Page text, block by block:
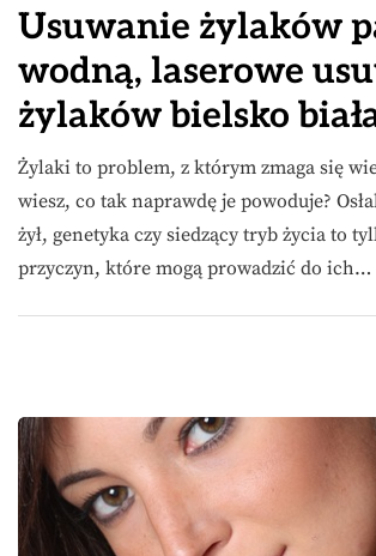
Usuwanie żylaków
wodną, laserowe
żylaków bielsko
Żylaki to problem, z którym zmaga się
wiesz, co tak naprawdę je powoduje?
żył, genetyka czy siedzący tryb życia to
przyczyn, które mogą prowadzić do ich…